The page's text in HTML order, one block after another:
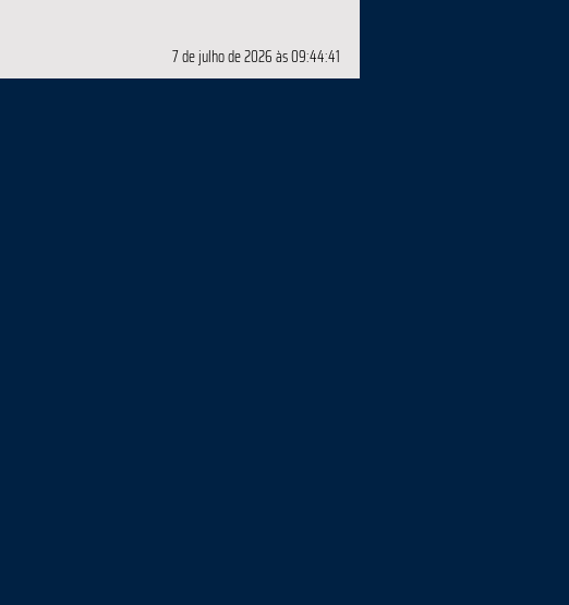
7 de julho de 2026 às 09:44:41